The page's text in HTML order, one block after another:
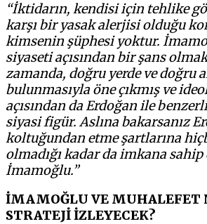
“İktidarın, kendisi için tehlike
karşı bir yasak alerjisi olduğu
kimsenin şüphesi yoktur.
siyaseti açısından bir şans
zamanda, doğru yerde ve doğru
bulunmasıyla öne çıkmış ve
açısından da Erdoğan ile
siyasi figür. Aslına bakarsanız
koltuğundan etme şartlarına
olmadığı kadar da imkana
İmamoğlu.”
İMAMOĞLU VE MUHALEFET
STRATEJİ İZLEYECEK?